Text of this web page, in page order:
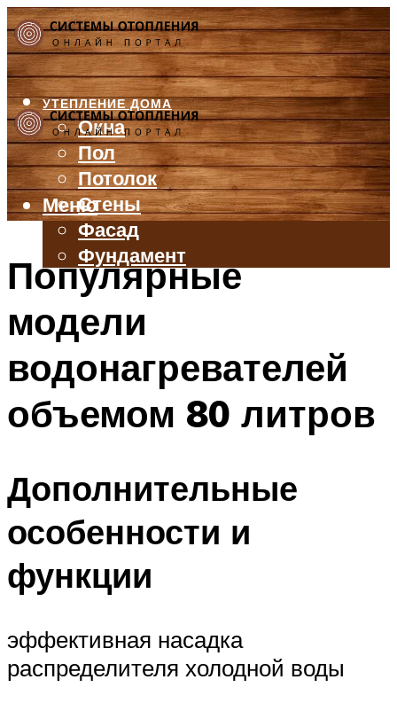
УТЕПЛЕНИЕ ДОМА
Окна
Пол
Потолок
Стены
Фасад
Фундамент
БАЛКОН И ЛОДЖИЯ
ВЕНТИЛЯЦИЯ
ТРУБЫ
Меню
Меню
Популярные
модели
водонагревателей
объемом 80 литров
Дополнительные
особенности и
функции
эффективная насадка
распределителя холодной воды